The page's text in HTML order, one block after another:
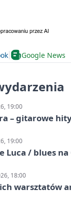
Google News
19:00
– gitarowe
19:00
Luca / blues
18:00
warsztatów